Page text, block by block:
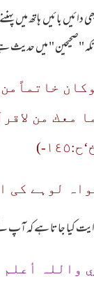
دائیں بائیں ہاتھ
"صحیحین " میں
)
لوہے
کیا جاتا ہے کہ آپ
واللہ